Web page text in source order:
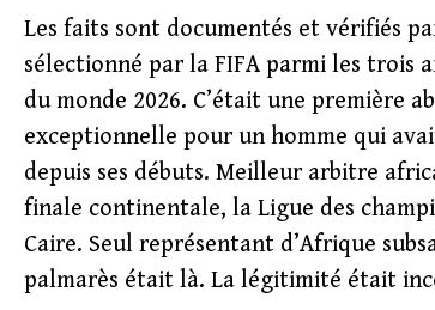
Les faits sont documentés et vérifiés
sélectionné par la FIFA parmi les trois
du monde 2026. C’était une première
exceptionnelle pour un homme qui
depuis ses débuts. Meilleur arbitre
finale continentale, la Ligue des
Caire. Seul représentant d’Afrique
palmarès était là. La légitimité était